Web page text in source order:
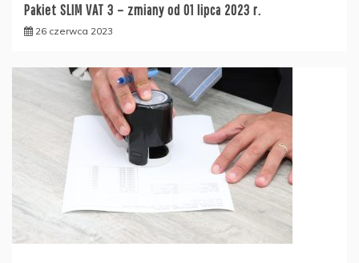
Pakiet SLIM VAT 3 – zmiany od 01 lipca 2023 r.
26 czerwca 2023